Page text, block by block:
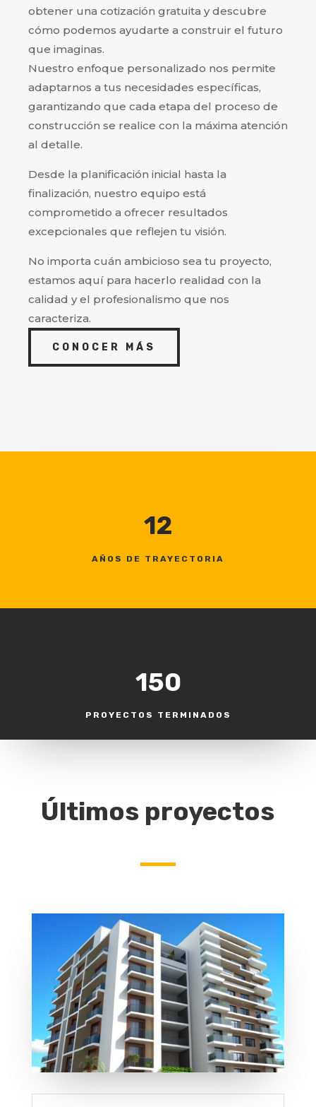
obtener una cotización gratuita y descubre
cómo podemos ayudarte a construir el futuro
que imaginas.
Nuestro enfoque personalizado nos permite
adaptarnos a tus necesidades específicas,
garantizando que cada etapa del proceso de
construcción se realice con la máxima atención
al detalle.
Desde la planificación inicial hasta la
finalización, nuestro equipo está
comprometido a ofrecer resultados
excepcionales que reflejen tu visión.
No importa cuán ambicioso sea tu proyecto,
estamos aquí para hacerlo realidad con la
calidad y el profesionalismo que nos
caracteriza.
CONOCER MÁS
12
AÑOS DE TRAYECTORIA
150
PROYECTOS TERMINADOS
Últimos proyectos